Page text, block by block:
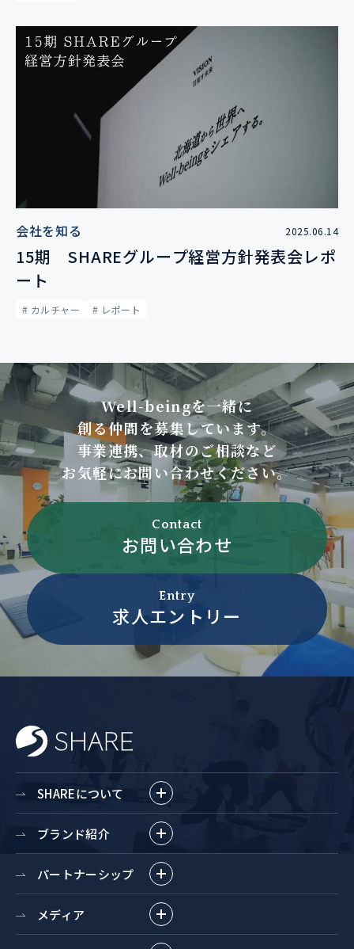
会社を知る 2025.06.14
15期 SHAREグループ経営方針発表会レポ
ート
# カルチャー # レポート
Well-beingを一緒に
創る仲間を募集しています。
事業連携、取材のご相談など
お気軽にお問い合わせください。
Contact
お問い合わせ
Entry
求人エントリー
SHAREについて
ブランド紹介
パートナーシップ
メディア